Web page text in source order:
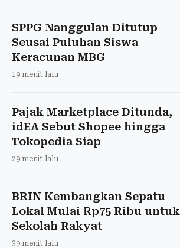
SPPG Nanggulan Ditutup
Seusai Puluhan Siswa
Keracunan MBG
19 menit lalu
Pajak Marketplace Ditunda,
idEA Sebut Shopee hingga
Tokopedia Siap
29 menit lalu
BRIN Kembangkan Sepatu
Lokal Mulai Rp75 Ribu untuk
Sekolah Rakyat
39 menit lalu